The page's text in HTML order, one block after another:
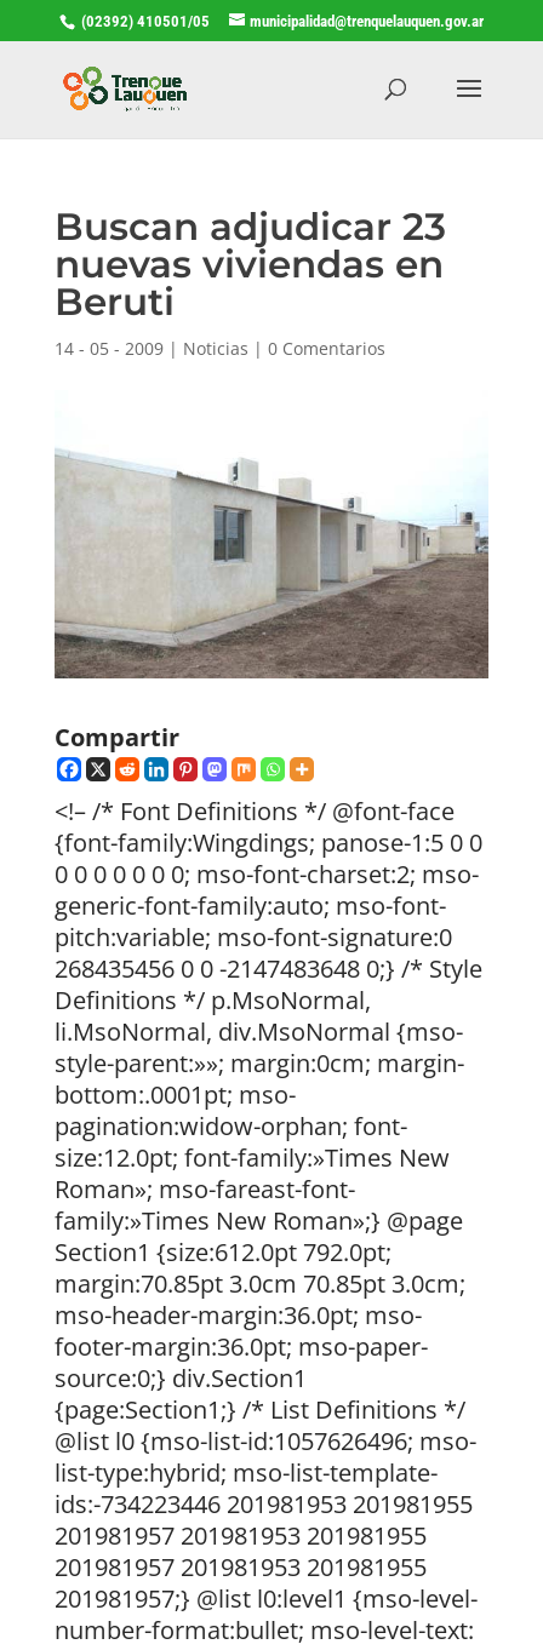
(02392) 410501/05 municipalidad@trenquelauquen.gov.ar
Buscan adjudicar 23
nuevas viviendas en
Beruti
14 - 05 - 2009| Noticias | 0 Comentarios
Compartir
<!– /* Font Definitions */ @font-face
{font-family:Wingdings; panose-1:5 0 0
0 0 0 0 0 0 0; mso-font-charset:2; mso-
generic-font-family:auto; mso-font-
pitch:variable; mso-font-signature:0
268435456 0 0 -2147483648 0;} /* Style
Definitions */ p.MsoNormal,
li.MsoNormal, div.MsoNormal {mso-
style-parent:»»; margin:0cm; margin-
bottom:.0001pt; mso-
pagination:widow-orphan; font-
size:12.0pt; font-family:»Times New
Roman»; mso-fareast-font-
family:»Times New Roman»;} @page
Section1 {size:612.0pt 792.0pt;
margin:70.85pt 3.0cm 70.85pt 3.0cm;
mso-header-margin:36.0pt; mso-
footer-margin:36.0pt; mso-paper-
source:0;} div.Section1
{page:Section1;} /* List Definitions */
@list l0 {mso-list-id:1057626496; mso-
list-type:hybrid; mso-list-template-
ids:-734223446 201981953 201981955
201981957 201981953 201981955
201981957 201981953 201981955
201981957;} @list l0:level1 {mso-level-
number-format:bullet; mso-level-text: